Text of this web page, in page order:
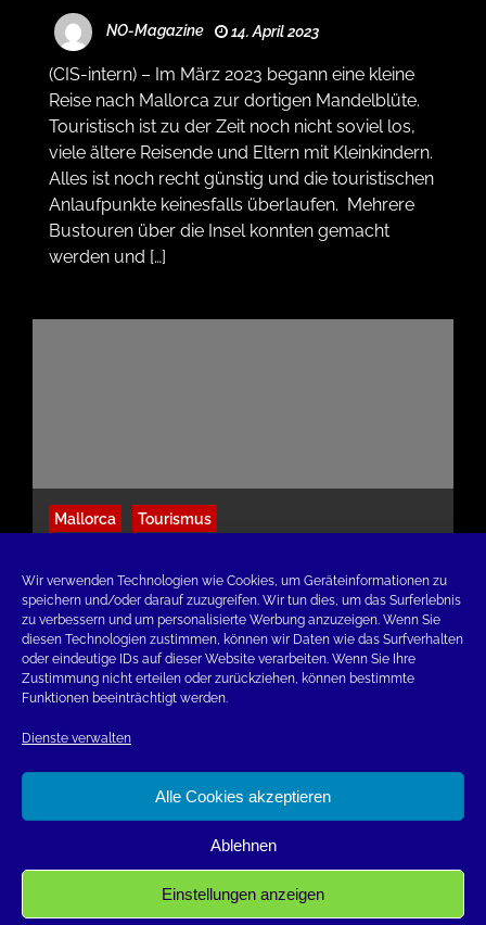
Wir verwenden Technologien wie Cookies, um Geräteinformationen zu
speichern und/oder darauf zuzugreifen. Wir tun dies, um das Surferlebnis
zu verbessern und um personalisierte Werbung anzuzeigen. Wenn Sie
diesen Technologien zustimmen, können wir Daten wie das Surfverhalten
oder eindeutige IDs auf dieser Website verarbeiten. Wenn Sie Ihre
Zustimmung nicht erteilen oder zurückziehen, können bestimmte
Funktionen beeinträchtigt werden.
Dienste verwalten
Alle Cookies akzeptieren
Ablehnen
Einstellungen anzeigen
NO-Magazine 14. April 2023
(CIS-intern) – Im März 2023 begann eine kleine
Reise nach Mallorca zur dortigen Mandelblüte.
Touristisch ist zu der Zeit noch nicht soviel los,
viele ältere Reisende und Eltern mit Kleinkindern.
Alles ist noch recht günstig und die touristischen
Anlaufpunkte keinesfalls überlaufen. Mehrere
Bustouren über die Insel konnten gemacht
werden und […]
Mallorca Tourismus
Halbinsel Formentor und Markt in Alcudia
4. April 2023
Facebook
IMPRESSUM DATENSCHUTZERKLÄRUNG
Copyright All right reserved With Love Theme:
ThemeInWP